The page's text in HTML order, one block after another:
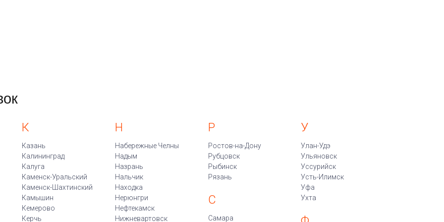
К
Казань
Калининград
Калуга
Каменск-Уральский
Каменск-Шахтинский
Камышин
Кемерово
Керчь
Н
Набережные Челны
Надым
Назрань
Нальчик
Находка
Нерюнгри
Нефтекамск
Нижневартовск
Р
Ростов-на-Дону
Рубцовск
Рыбинск
Рязань
С
Самара
У
Улан-Удэ
Ульяновск
Уссурийск
Усть-Илимск
Уфа
Ухта